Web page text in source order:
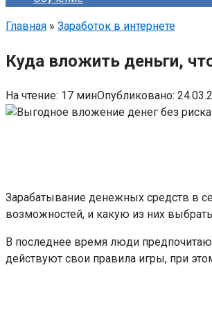
Главная » Заработок в интернете
Куда вложить деньги,
На чтение: 17 минОпубликовано:
Зарабатывание денежных средств в
возможностей, и какую из них
В последнее время люди
действуют свои правила игры, при